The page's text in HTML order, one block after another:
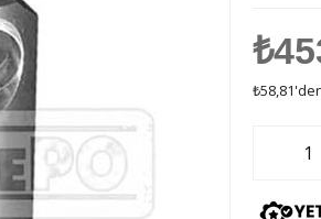
₺58,81